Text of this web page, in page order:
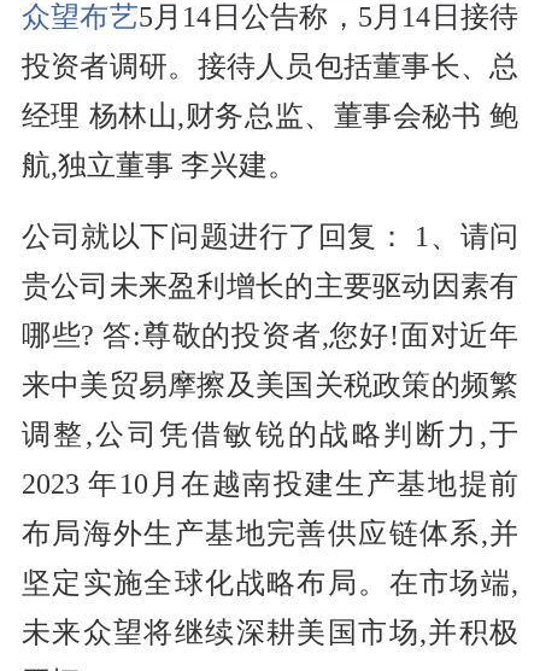
众望布艺5月14日公告称， 5月14日 接待
投资者调研。 接待人员包括董事长、总
经理 杨林山,财务总监、董事会秘书 鲍
航,独立董事 李兴建。
公司就以下问题进行了回复：
1、请问
贵公司未来盈利增长的主要驱动因素有
哪些? 答:尊敬的投资者,您好!面对近年
来中美贸易摩擦及美国关税政策的频繁
调整,公司凭借敏锐的战略判断力,于
2023 年10月在越南投建生产基地提前
布局海外生产基地完善供应链体系,并
坚定实施全球化战略布局。在市场端,
未来众望将继续深耕美国市场,并积极